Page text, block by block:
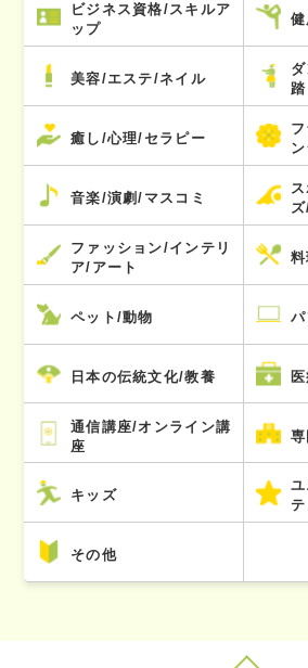
ビジネス資格/スキルア
ップ
美容/エステ/ネイル
踏
癒し/心理/セラピー
音楽/演劇/マスコミ
ファッション/インテリ
ア/アート
ペット/動物
日本の伝統文化/教養
通信講座/オンライン講
座
キッズ
テ
その他